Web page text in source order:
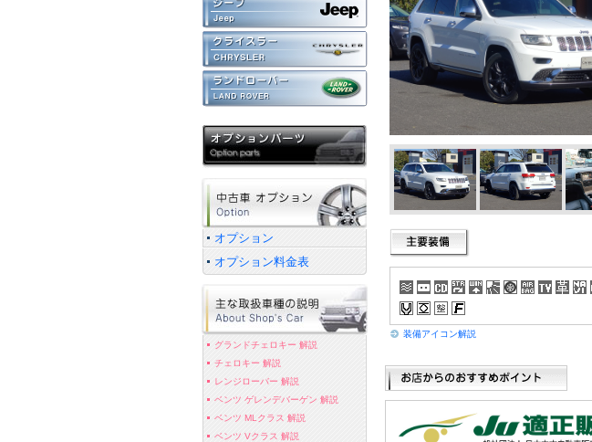
装備アイコン解説
オプション
オプション料金表
グランドチェロキー 解説
チェロキー 解説
レンジローバー 解説
ベンツ ゲレンデバーゲン 解説
ベンツ MLクラス 解説
ベンツ Vクラス 解説